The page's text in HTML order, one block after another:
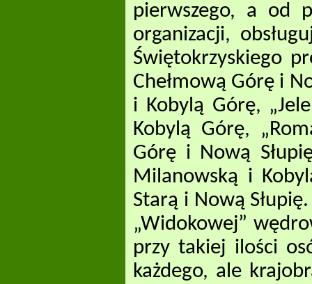
pierwszego, a od
organizacji,
Świętokrzyskiego
Chełmową Górę i
i Kobylą Górę,
Kobylą Górę,
Górę i Nową
Milanowską i
Starą i Nową
„Widokowej”
przy takiej ilości
każdego, ale